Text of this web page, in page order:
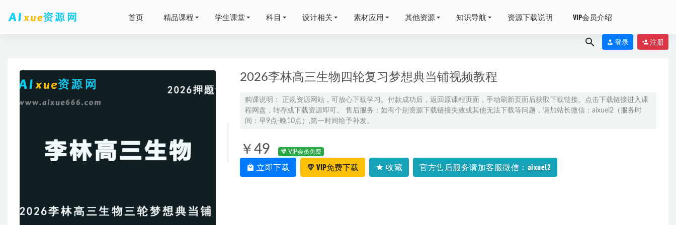
首页 精品课程 学生课堂 科目 设计相关 素材应用 其他资源 知识导航 资源下载说明 VIP会员介绍
登录 注册
2026李林高三生物四轮复习梦想典当铺视频教程
购课说明： 正规资源网站，可放心下载学习。付款成功后，返回原课程页面，手动刷新页面后获取下载链接。点击下载链接进入课
程网盘，转存或下载资源即可。 售后服务：如有个别资源下载链接失效或其他无法下载等问题，请加站长微信：aixuel2（服务时
间：早9点-晚10点）,第一时间给予补发。
￥49 VIP会员免费
立即下载 VIP免费下载 收藏 官方售后服务请加客服微信：aixuel2
有道2025刘雯韬高二语文上学期暑假班网课教程 2024-07-10
06-25
23年高中政治网课教程2023徐微微高三政治视频教程箐英班（暑假班+秋季班） 2022-12-30
2024赵岩初三数学秋季班视频教程+课堂笔记（秋季上+秋季下） 2023-10-21